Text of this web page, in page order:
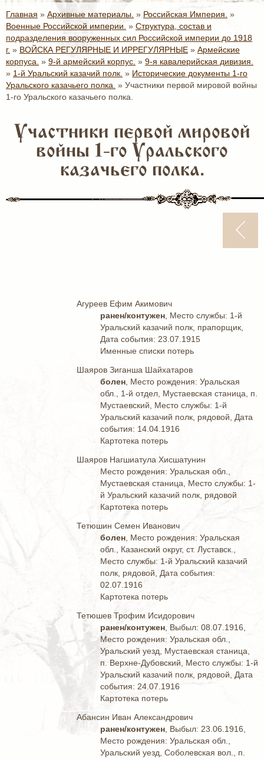
Главная » Архивные материалы. » Российская Империя. »
Военные Российской империи. » Структура, состав и
подразделения вооруженных сил Российской империи до 1918
г. » ВОЙСКА РЕГУЛЯРНЫЕ И ИРРЕГУЛЯРНЫЕ » Армейские
корпуса. » 9-й армейский корпус. » 9-я кавалерийская дивизия.
» 1-й Уральский казачий полк. » Исторические документы 1-го
Уральского казачьего полка. » Участники первой мировой войны
1-го Уральского казачьего полка.
Участники первой мировой
войны 1-го Уральского
казачьего полка.
Агуреев Ефим Акимович
ранен/контужен , Место службы: 1-й
Уральский казачий полк, прапорщик,
Дата события: 23.07.1915
Именные списки потерь
Шаяров Зиганша Шайхатаров
болен , Место рождения: Уральская
обл., 1-й отдел, Мустаевская станица, п.
Мустаевский, Место службы: 1-й
Уральский казачий полк, рядовой, Дата
события: 14.04.1916
Картотека потерь
Шаяров Нагшиатула Хисшатунин
Место рождения: Уральская обл.,
Мустаевская станица, Место службы: 1-
й Уральский казачий полк, рядовой
Картотека потерь
Тетюшин Семен Иванович
болен , Место рождения: Уральская
обл., Казанский округ, ст. Луставск.,
Место службы: 1-й Уральский казачий
полк, рядовой, Дата события:
02.07.1916
Картотека потерь
Тетюшев Трофим Исидорович
ранен/контужен , Выбыл: 08.07.1916,
Место рождения: Уральская обл.,
Уральский уезд, Мустаевская станица,
п. Верхне-Дубовский, Место службы: 1-й
Уральский казачий полк, рядовой, Дата
события: 24.07.1916
Картотека потерь
Абансин Иван Александрович
ранен/контужен , Выбыл: 23.06.1916,
Место рождения: Уральская обл.,
Уральский уезд, Соболевская вол., п.